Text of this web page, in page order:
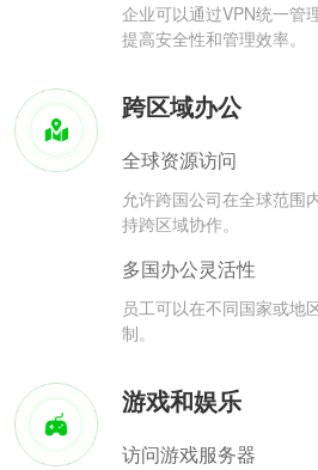
企业可以通过VPN统一管
提高安全性和管理效率。
跨区域办公
全球资源访问
允许跨国公司在全球范围
持跨区域协作。
多国办公灵活性
员工可以在不同国家或地
制。
游戏和娱乐
访问游戏服务器